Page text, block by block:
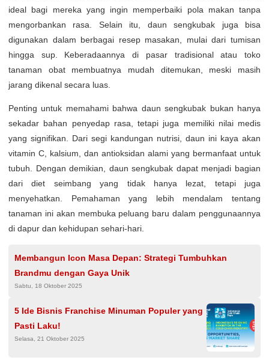
ideal bagi mereka yang ingin memperbaiki pola makan tanpa
mengorbankan rasa. Selain itu, daun sengkubak juga bisa
digunakan dalam berbagai resep masakan, mulai dari tumisan
hingga sup. Keberadaannya di pasar tradisional atau toko
tanaman obat membuatnya mudah ditemukan, meski masih
jarang dikenal secara luas.
Penting untuk memahami bahwa daun sengkubak bukan hanya
sekadar bahan penyedap rasa, tetapi juga memiliki nilai medis
yang signifikan. Dari segi kandungan nutrisi, daun ini kaya akan
vitamin C, kalsium, dan antioksidan alami yang bermanfaat untuk
tubuh. Dengan demikian, daun sengkubak dapat menjadi bagian
dari diet seimbang yang tidak hanya lezat, tetapi juga
menyehatkan. Pemahaman yang lebih mendalam tentang
tanaman ini akan membuka peluang baru dalam penggunaannya
di dapur dan kehidupan sehari-hari.
Membangun Icon Masa Depan: Strategi Tumbuhkan
Brandmu dengan Gaya Unik
Sabtu, 18 Oktober 2025
5 Ide Bisnis Franchise Minuman Populer yang
Pasti Laku!
Selasa, 21 Oktober 2025